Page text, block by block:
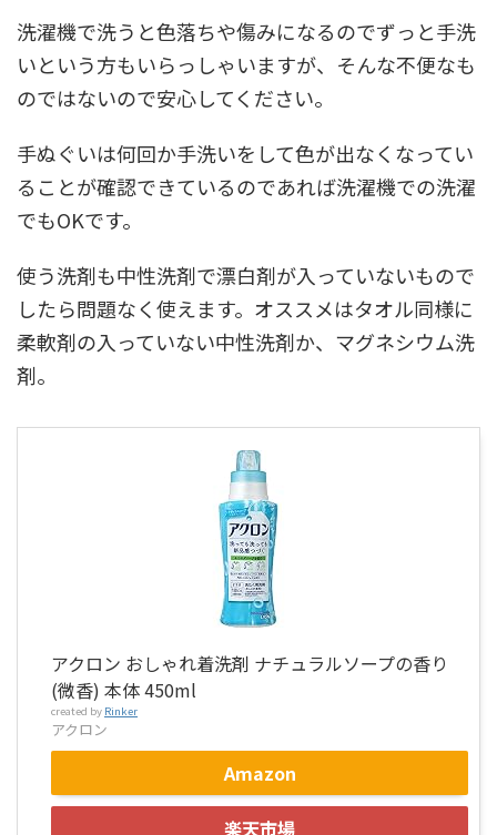
洗濯機で洗うと色落ちや傷みになるのでずっと手洗
いという方もいらっしゃいますが、そんな不便なも
のではないので安心してください。
手ぬぐいは何回か手洗いをして色が出なくなってい
ることが確認できているのであれば洗濯機での洗濯
でもOKです。
使う洗剤も中性洗剤で漂白剤が入っていないもので
したら問題なく使えます。オススメはタオル同様に
柔軟剤の入っていない中性洗剤か、マグネシウム洗
剤。
アクロン おしゃれ着洗剤 ナチュラルソープの香り
(微香) 本体 450ml
created by Rinker
アクロン
Amazon
楽天市場